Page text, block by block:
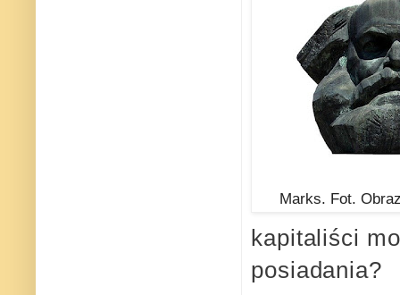
Marks. Fot.
kapitaliści
posiadania?